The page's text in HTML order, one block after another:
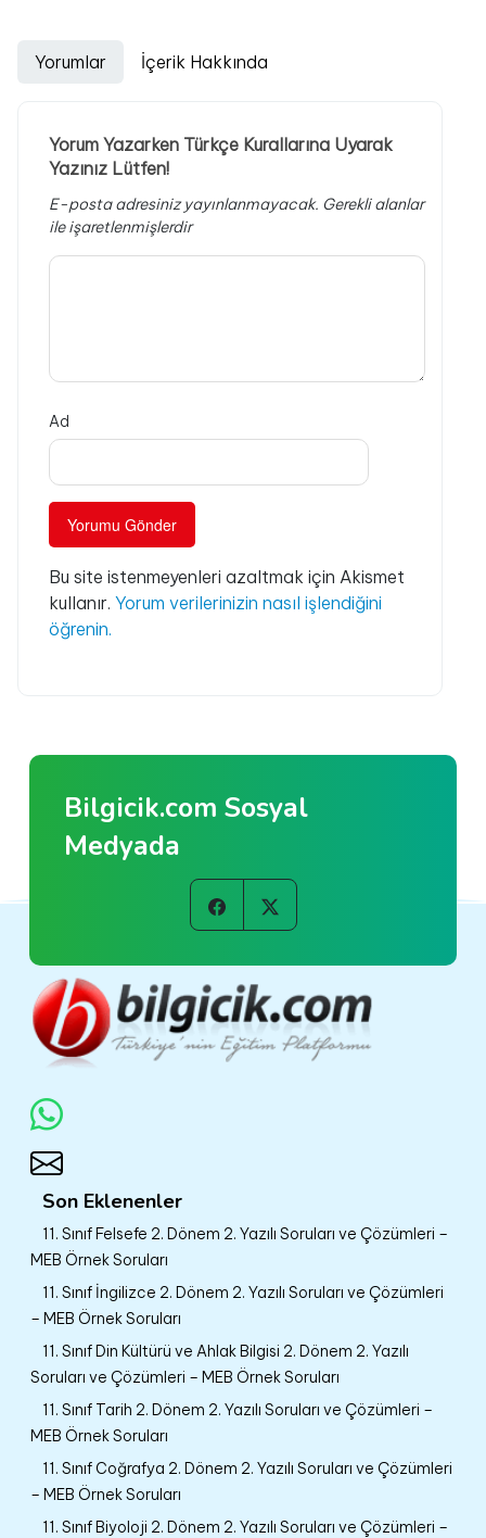
Yorumlar İçerik Hakkında
Yorum Yazarken Türkçe Kurallarına Uyarak
Yazınız Lütfen!
E-posta adresiniz yayınlanmayacak. Gerekli alanlar
ile işaretlenmişlerdir
Ad
Bu site istenmeyenleri azaltmak için Akismet
kullanır. Yorum verilerinizin nasıl işlendiğini
öğrenin.
Bilgicik.com Sosyal
Medyada
Son Eklenenler
11. Sınıf Felsefe 2. Dönem 2. Yazılı Soruları ve Çözümleri –
MEB Örnek Soruları
11. Sınıf İngilizce 2. Dönem 2. Yazılı Soruları ve Çözümleri
– MEB Örnek Soruları
11. Sınıf Din Kültürü ve Ahlak Bilgisi 2. Dönem 2. Yazılı
Soruları ve Çözümleri – MEB Örnek Soruları
11. Sınıf Tarih 2. Dönem 2. Yazılı Soruları ve Çözümleri –
MEB Örnek Soruları
11. Sınıf Coğrafya 2. Dönem 2. Yazılı Soruları ve Çözümleri
– MEB Örnek Soruları
11. Sınıf Biyoloji 2. Dönem 2. Yazılı Soruları ve Çözümleri –